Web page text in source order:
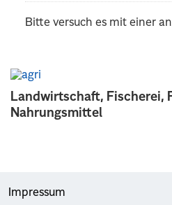
Landwirtschaft, Fischerei,
Nahrungsmittel
Bitte versuch es mit einer
Impressum